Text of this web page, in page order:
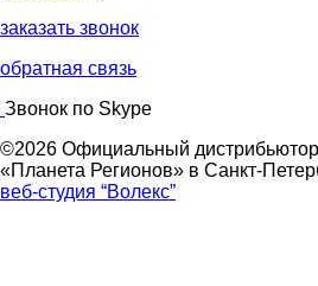
заказать звонок
обратная связь
Звонок по Skype
©2026 Официальный
«Планета Регионов» в Санкт-
веб-студия “Волекс”